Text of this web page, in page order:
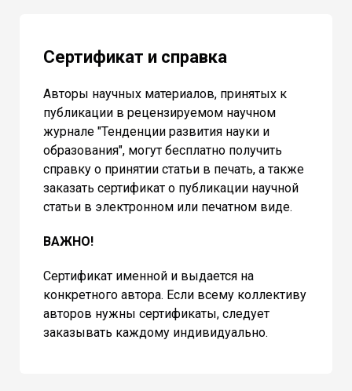
Сертификат и справка
Авторы научных материалов, принятых к
публикации в рецензируемом научном
журнале "Тенденции развития науки и
образования", могут бесплатно получить
справку о принятии статьи в печать, а также
заказать сертификат о публикации научной
статьи в электронном или печатном виде.
ВАЖНО!
Сертификат именной и выдается на
конкретного автора. Если всему коллективу
авторов нужны сертификаты, следует
заказывать каждому индивидуально.